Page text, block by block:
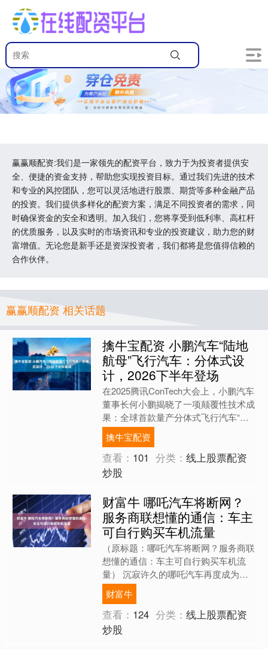
赢赢顺配资:我们是一家领先的配资平台，致力于为投资者提供安
全、便捷的资金支持，帮助您实现投资目标。通过我们先进的技术
和专业的风控团队，您可以灵活地进行股票、期货等多种金融产品
的投资。我们提供多样化的配资方案，满足不同投资者的需求，同
时确保资金的安全和透明。加入我们，您将享受到低利率、高杠杆
的优质服务，以及实时的市场资讯和专业的投资建议，助力您的财
富增值。无论您是新手还是资深投资者，我们都将是您值得信赖的
合作伙伴。
赢赢顺配资 相关话题
擒牛宝配资 小鹏汽车“陆地
航母”飞行汽车：分体式设
计，2026下半年登场
在2025腾讯ConTech大会上，小鹏汽车
董事长何小鹏揭晓了一项颠覆性技术成
果：全球首款量产分体式飞行汽车“陆
地航母”正式进入量产倒计时，预计于
2026年下半....
擒牛宝配资
查看： 101 分类：线上股票配资
炒股
财富牛 哪吒汽车将断网？
服务商联想懂的通信：车主
可自行购买车机流量
（原标题：哪吒汽车将断网？服务商联
想懂的通信：车主可自行购买车机流
量） 沉寂许久的哪吒汽车再度成为舆
论焦点。 9月11日，全国多地哪吒车主
反映收到署名“合众汽车....
财富牛
查看： 124 分类：线上股票配资
炒股